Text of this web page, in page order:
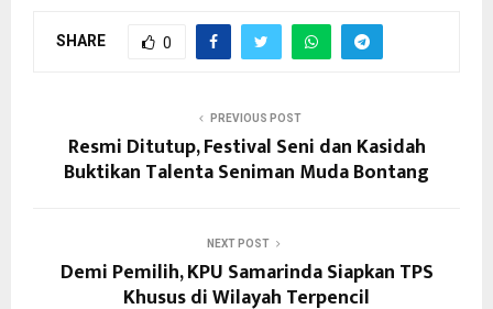
SHARE 0
PREVIOUS POST
Resmi Ditutup, Festival Seni dan Kasidah
Buktikan Talenta Seniman Muda Bontang
NEXT POST
Demi Pemilih, KPU Samarinda Siapkan TPS
Khusus di Wilayah Terpencil